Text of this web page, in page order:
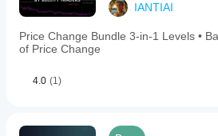
IANTIAI
Price Change Bundle 3-in-1 Levels •
of Price Change
4.0 (1)